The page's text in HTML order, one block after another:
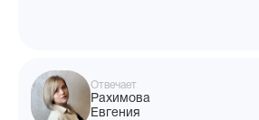
Отвечает
Рахимова
Евгения